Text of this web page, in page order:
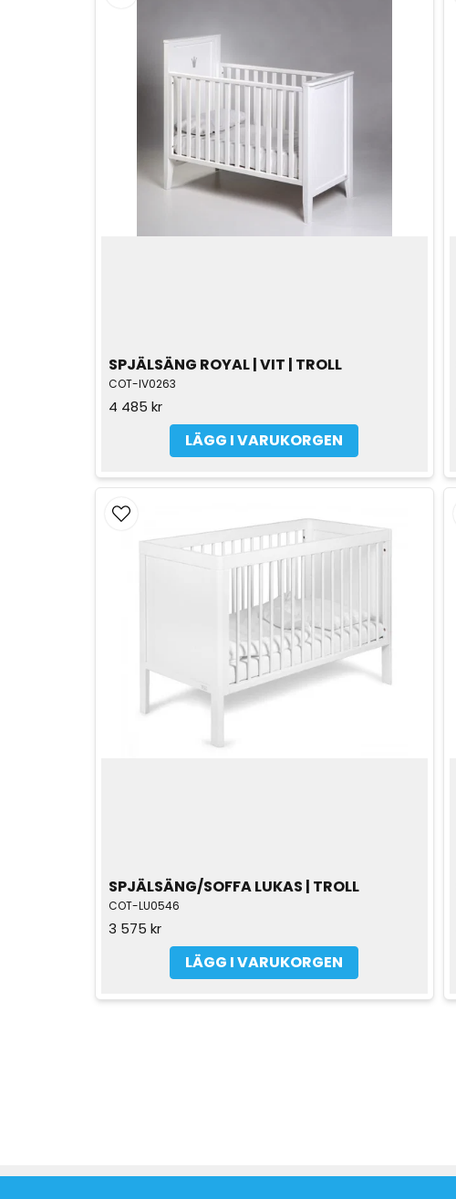
SPJÄLSÄNG ROYAL | VIT | TROLL
COT-IV0263
4 485 kr
LÄGG I VARUKORGEN
SPJÄLSÄNG/SOFFA LUKAS | TROLL
COT-LU0546
3 575 kr
LÄGG I VARUKORGEN